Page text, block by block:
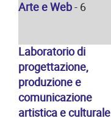
Arte e Web- 6
Laboratorio di
progettazione,
produzione e
comunicazione
artistica e culturale